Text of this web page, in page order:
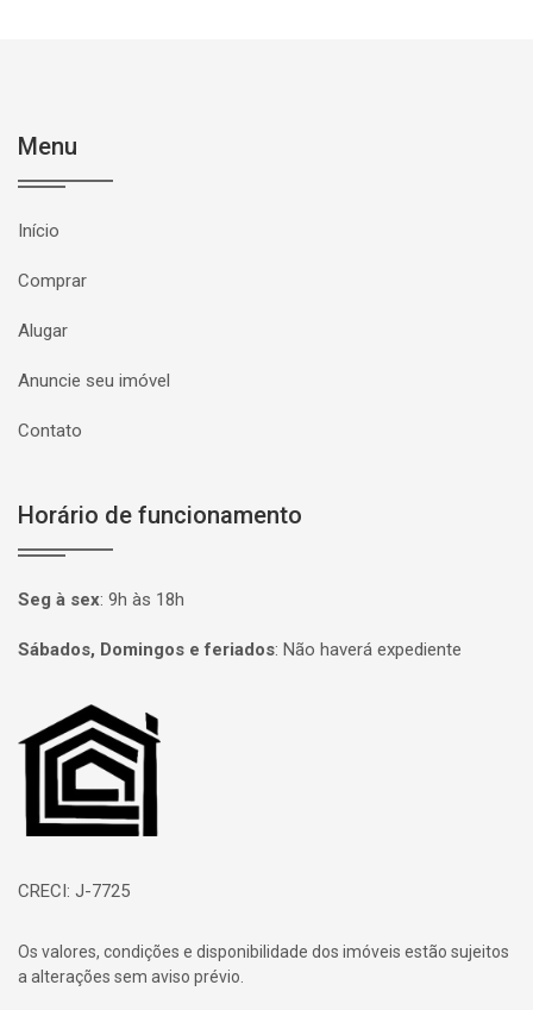
Menu
Início
Comprar
Alugar
Anuncie seu imóvel
Contato
Horário de funcionamento
Seg à sex: 9h às 18h
Sábados, Domingos e feriados: Não haverá expediente
Página inicial
CRECI: J-7725
Os valores, condições e disponibilidade dos imóveis estão sujeitos
a alterações sem aviso prévio.